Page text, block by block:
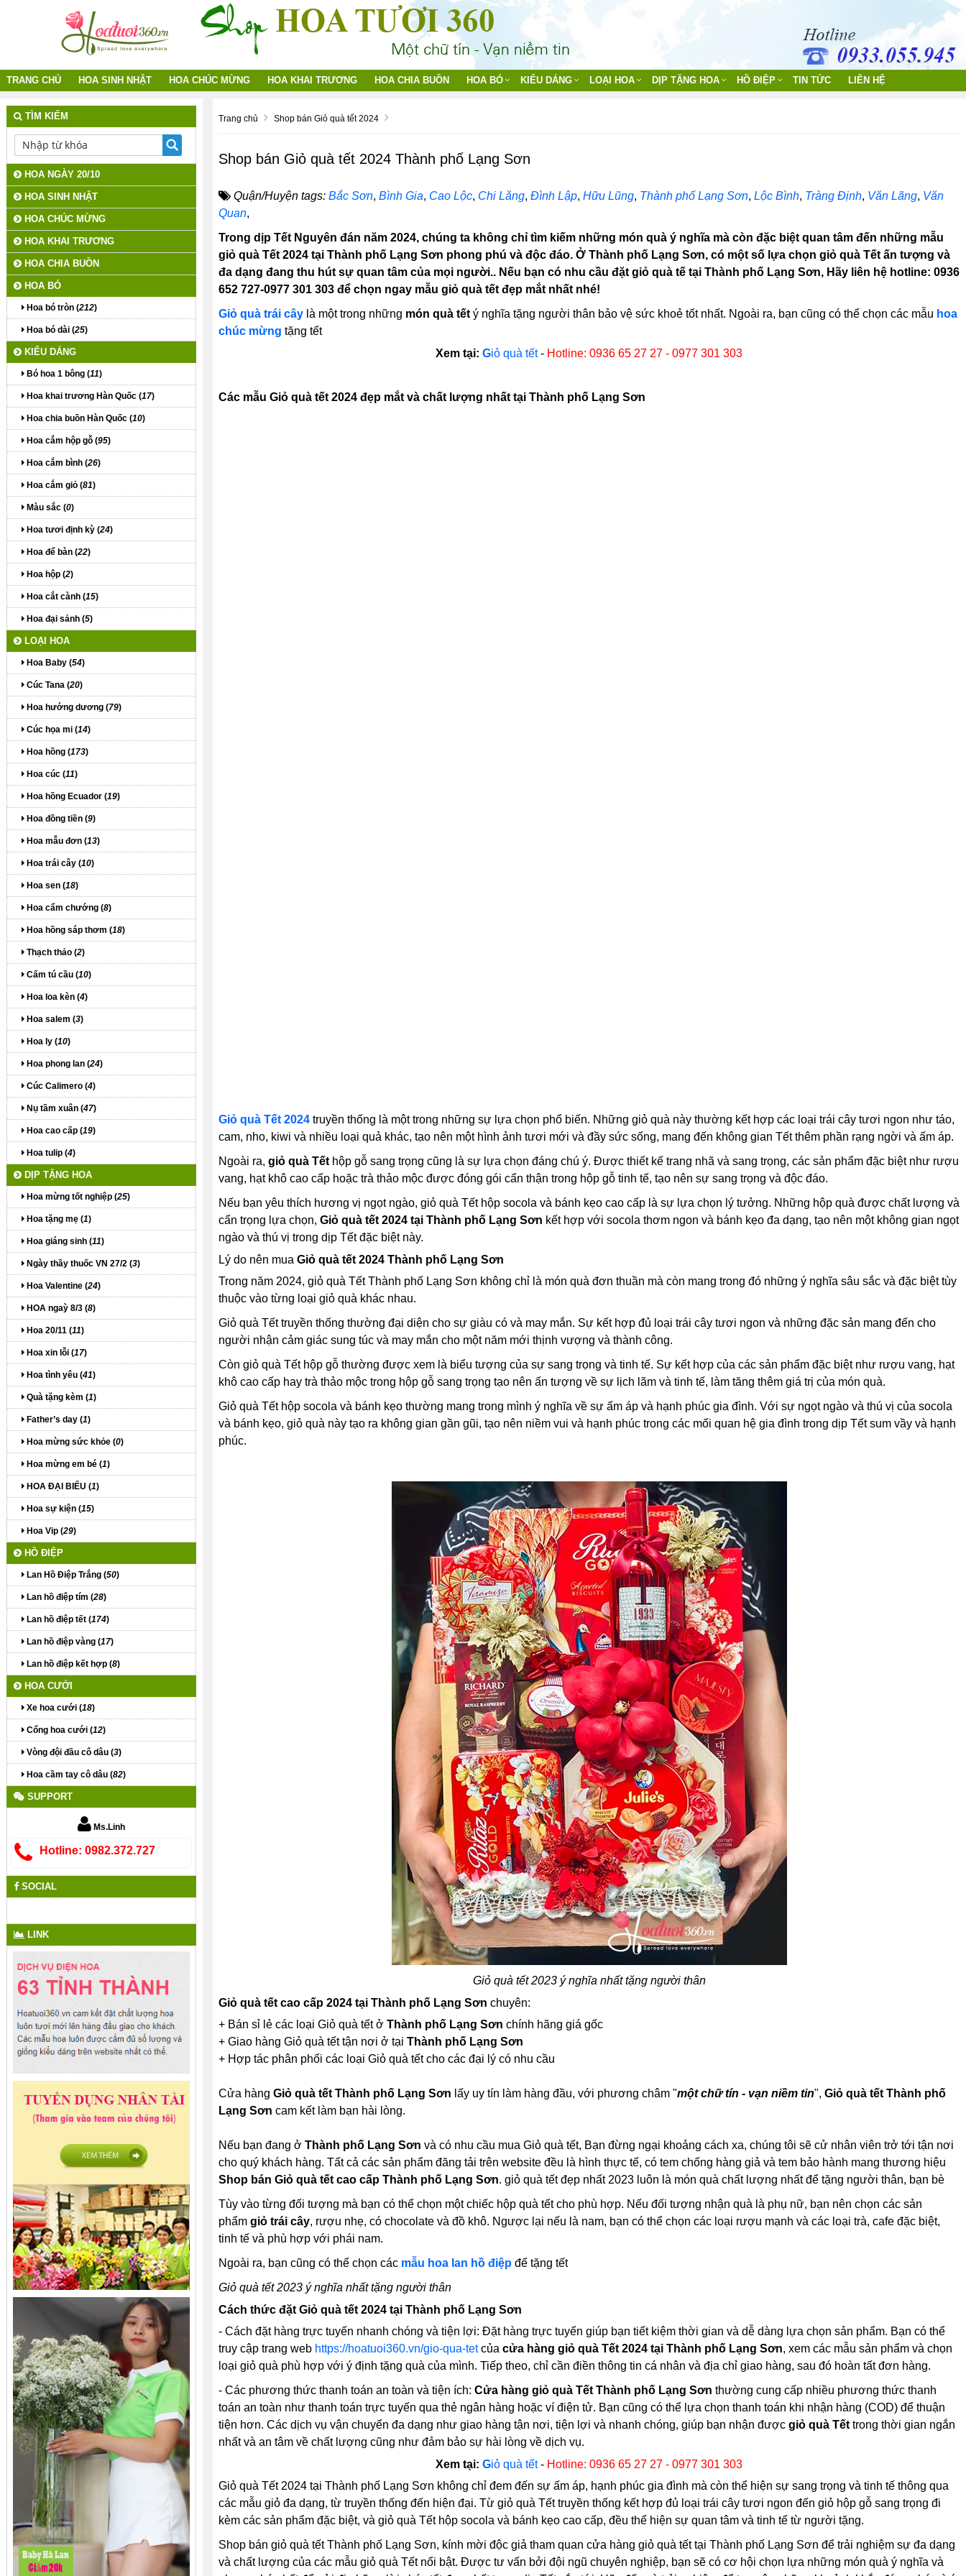
TRANG CHỦ HOA SINH NHẬT HOA CHÚC MỪNG HOA KHAI TRƯƠNG HOA CHIA BUỒN HOA BÓ KIỂU DÁNG LOẠI HOA DỊP TẶNG HOA HỒ ĐIỆP TIN TỨC LIÊN HỆ
Trang chủ Shop bán Giỏ quà tết 2024
Shop bán Giỏ quà tết 2024 Thành phố Lạng Sơn
Quận/Huyện tags: Bắc Sơn, Bình Gia, Cao Lộc, Chi Lăng, Đình Lập, Hữu Lũng, Thành phố Lạng Sơn, Lộc Bình, Tràng Định, Văn Lãng, Văn
Quan,
Trong dịp Tết Nguyên đán năm 2024, chúng ta không chỉ tìm kiếm những món quà ý nghĩa mà còn đặc biệt quan tâm đến những mẫu
giỏ quà Tết 2024 tại Thành phố Lạng Sơn phong phú và độc đáo. Ở Thành phố Lạng Sơn, có một số lựa chọn giỏ quà Tết ấn tượng và
đa dạng đang thu hút sự quan tâm của mọi người.. Nếu bạn có nhu cầu đặt giỏ quà tế tại Thành phố Lạng Sơn, Hãy liên hệ hotline: 0936
652 727-0977 301 303 để chọn ngay mẫu giỏ quà tết đẹp mắt nhất nhé!
Giỏ quà trái câylà một trong những món quà tết ý nghĩa tặng người thân bảo vệ sức khoẻ tốt nhất. Ngoài ra, bạn cũng có thể chọn các mẫu hoa
chúc mừng tặng tết
Xem tại:Giỏ quà tết- Hotline: 0936 65 27 27 - 0977 301 303
Các mẫu Giỏ quà tết 2024 đẹp mắt và chất lượng nhất tại Thành phố Lạng Sơn
Giỏ quà Tết 2024truyền thống là một trong những sự lựa chọn phổ biến. Những giỏ quà này thường kết hợp các loại trái cây tươi ngon như táo,
cam, nho, kiwi và nhiều loại quả khác, tạo nên một hình ảnh tươi mới và đầy sức sống, mang đến không gian Tết thêm phần rạng ngời và ấm áp.
Ngoài ra, giỏ quà Tếthộp gỗ sang trọng cũng là sự lựa chọn đáng chú ý. Được thiết kế trang nhã và sang trọng, các sản phẩm đặc biệt như rượu
vang, hạt khô cao cấp hoặc trà thảo mộc được đóng gói cẩn thận trong hộp gỗ tinh tế, tạo nên sự sang trọng và độc đáo.
Nếu bạn yêu thích hương vị ngọt ngào, giỏ quà Tết hộp socola và bánh kẹo cao cấp là sự lựa chọn lý tưởng. Những hộp quà được chất lượng và
cẩn trọng lựa chọn, Giỏ quà tết 2024 tại Thành phố Lạng Sơn kết hợp với socola thơm ngon và bánh kẹo đa dạng, tạo nên một không gian ngọt
ngào và thú vị trong dịp Tết đặc biệt này.
Lý do nên mua Giỏ quà tết 2024 Thành phố Lạng Sơn
Trong năm 2024, giỏ quà Tết Thành phố Lạng Sơn không chỉ là món quà đơn thuần mà còn mang trong đó những ý nghĩa sâu sắc và đặc biệt tùy
thuộc vào từng loại giỏ quà khác nhau.
Giỏ quà Tết truyền thống thường đại diện cho sự giàu có và may mắn. Sự kết hợp đủ loại trái cây tươi ngon và những đặc sản mang đến cho
người nhận cảm giác sung túc và may mắn cho một năm mới thịnh vượng và thành công.
Còn giỏ quà Tết hộp gỗ thường được xem là biểu tượng của sự sang trọng và tinh tế. Sự kết hợp của các sản phẩm đặc biệt như rượu vang, hạt
khô cao cấp hay trà thảo mộc trong hộp gỗ sang trọng tạo nên ấn tượng về sự lịch lãm và tinh tế, làm tăng thêm giá trị của món quà.
Giỏ quà Tết hộp socola và bánh kẹo thường mang trong mình ý nghĩa về sự ấm áp và hạnh phúc gia đình. Với sự ngọt ngào và thú vị của socola
và bánh kẹo, giỏ quà này tạo ra không gian gần gũi, tạo nên niềm vui và hạnh phúc trong các mối quan hệ gia đình trong dịp Tết sum vầy và hạnh
phúc.
Giỏ quà tết 2023 ý nghĩa nhất tặng người thân
Giỏ quà tết cao cấp 2024 tại Thành phố Lạng Sơn chuyên:
+ Bán sỉ lẻ các loại Giỏ quà tết ở Thành phố Lạng Sơn chính hãng giá gốc
+ Giao hàng Giỏ quà tết tận nơi ở tại Thành phố Lạng Sơn
+ Hợp tác phân phối các loại Giỏ quà tết cho các đại lý có nhu cầu
Cửa hàng Giỏ quà tết Thành phố Lạng Sơn lấy uy tín làm hàng đầu, với phương châm "một chữ tín - vạn niềm tin", Giỏ quà tết Thành phố
Lạng Sơn cam kết làm bạn hài lòng.
Nếu bạn đang ở Thành phố Lạng Sơn và có nhu cầu mua Giỏ quà tết, Bạn đừng ngại khoảng cách xa, chúng tôi sẽ cử nhân viên trở tới tận nơi
cho quý khách hàng. Tất cả các sản phẩm đăng tải trên website đều là hình thực tế, có tem chống hàng giả và tem bảo hành mang thương hiệu
Shop bán Giỏ quà tết cao cấp Thành phố Lạng Sơn. giỏ quà tết đẹp nhất 2023 luôn là món quà chất lượng nhất để tặng người thân, bạn bè
Tùy vào từng đối tượng mà bạn có thể chọn một chiếc hộp quà tết cho phù hợp. Nếu đối tượng nhận quà là phụ nữ, bạn nên chọn các sản
phẩm giỏ trái cây, rượu nhẹ, có chocolate và đồ khô. Ngược lại nếu là nam, bạn có thể chọn các loại rượu mạnh và các loại trà, cafe đặc biệt,
tinh tế và phù hợp với phái nam.
Ngoài ra, bạn cũng có thể chọn các mẫu hoa lan hồ điệp để tặng tết
Giỏ quà tết 2023 ý nghĩa nhất tặng người thân
Cách thức đặt Giỏ quà tết 2024 tại Thành phố Lạng Sơn
- Cách đặt hàng trực tuyến nhanh chóng và tiện lợi: Đặt hàng trực tuyến giúp bạn tiết kiệm thời gian và dễ dàng lựa chọn sản phẩm. Bạn có thể
truy cập trang web https://hoatuoi360.vn/gio-qua-tetcủa cửa hàng giỏ quà Tết 2024 tại Thành phố Lạng Sơn, xem các mẫu sản phẩm và chọn
loại giỏ quà phù hợp với ý định tặng quà của mình. Tiếp theo, chỉ cần điền thông tin cá nhân và địa chỉ giao hàng, sau đó hoàn tất đơn hàng.
- Các phương thức thanh toán an toàn và tiện ích: Cửa hàng giỏ quà Tết Thành phố Lạng Sơn thường cung cấp nhiều phương thức thanh
toán an toàn như thanh toán trực tuyến qua thẻ ngân hàng hoặc ví điện tử. Bạn cũng có thể lựa chọn thanh toán khi nhận hàng (COD) để thuận
tiện hơn. Các dịch vụ vận chuyển đa dạng như giao hàng tận nơi, tiện lợi và nhanh chóng, giúp bạn nhận được giỏ quà Tếttrong thời gian ngắn
nhất và an tâm về chất lượng cũng như đảm bảo sự hài lòng về dịch vụ.
Xem tại:Giỏ quà tết- Hotline: 0936 65 27 27 - 0977 301 303
Giỏ quà Tết 2024 tại Thành phố Lạng Sơn không chỉ đem đến sự ấm áp, hạnh phúc gia đình mà còn thể hiện sự sang trọng và tinh tế thông qua
các mẫu giỏ đa dạng, từ truyền thống đến hiện đại. Từ giỏ quà Tết truyền thống kết hợp đủ loại trái cây tươi ngon đến giỏ hộp gỗ sang trọng đi
kèm các sản phẩm đặc biệt, và giỏ quà Tết hộp socola và bánh kẹo cao cấp, đều thể hiện sự quan tâm và tinh tế từ người tặng.
Shop bán giỏ quà tết Thành phố Lạng Sơn, kính mời độc giả tham quan cửa hàng giỏ quà tết tại Thành phố Lạng Sơn để trải nghiệm sự đa dạng
và chất lượng của các mẫu giỏ quà Tết nổi bật. Được tư vấn bởi đội ngũ chuyên nghiệp, bạn sẽ có cơ hội chọn lựa những món quà ý nghĩa và
TÌM KIẾM
HOA NGÀY 20/10
HOA SINH NHẬT
HOA CHÚC MỪNG
HOA KHAI TRƯƠNG
HOA CHIA BUỒN
HOA BÓ
Hoa bó tròn (212)
Hoa bó dài (25)
KIỂU DÁNG
Bó hoa 1 bông (11)
Hoa khai trương Hàn Quốc (17)
Hoa chia buồn Hàn Quốc (10)
Hoa cắm hộp gỗ (95)
Hoa cắm bình (26)
Hoa cắm giỏ (81)
Màu sắc (0)
Hoa tươi định kỳ (24)
Hoa để bàn (22)
Hoa hộp (2)
Hoa cắt cành (15)
Hoa đại sảnh (5)
LOẠI HOA
Hoa Baby (54)
Cúc Tana (20)
Hoa hướng dương (79)
Cúc họa mi (14)
Hoa hồng (173)
Hoa cúc (11)
Hoa hồng Ecuador (19)
Hoa đồng tiền (9)
Hoa mẫu đơn (13)
Hoa trái cây (10)
Hoa sen (18)
Hoa cẩm chướng (8)
Hoa hồng sáp thơm (18)
Thạch thảo (2)
Cấm tú cầu (10)
Hoa loa kèn (4)
Hoa salem (3)
Hoa ly (10)
Hoa phong lan (24)
Cúc Calimero (4)
Nụ tầm xuân (47)
Hoa cao cấp (19)
Hoa tulip (4)
DỊP TẶNG HOA
Hoa mừng tốt nghiệp (25)
Hoa tặng mẹ (1)
Hoa giáng sinh (11)
Ngày thầy thuốc VN 27/2 (3)
Hoa Valentine (24)
HOA ngaỳ 8/3 (8)
Hoa 20/11 (11)
Hoa xin lỗi (17)
Hoa tình yêu (41)
Quà tặng kèm (1)
Father’s day (1)
Hoa mừng sức khỏe (0)
Hoa mừng em bé (1)
HOA ĐẠI BIỂU (1)
Hoa sự kiện (15)
Hoa Vip (29)
HỒ ĐIỆP
Lan Hồ Điệp Trắng (50)
Lan hồ điệp tím (28)
Lan hồ điệp tết (174)
Lan hồ điệp vàng (17)
Lan hồ điệp kết hợp (8)
HOA CƯỚI
Xe hoa cưới (18)
Cổng hoa cưới (12)
Vòng đội đầu cô dâu (3)
Hoa cầm tay cô dâu (82)
SUPPORT
Ms.Linh
Hotline: 0982.372.727
SOCIAL
LINK